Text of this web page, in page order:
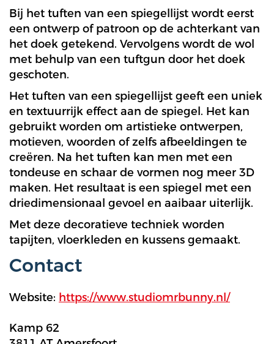
Bij het tuften van een spiegellijst wordt eerst
een ontwerp of patroon op de achterkant van
het doek getekend. Vervolgens wordt de wol
met behulp van een tuftgun door het doek
geschoten. ​
Het tuften van een spiegellijst geeft een uniek
en textuurrijk effect aan de spiegel. Het kan
gebruikt worden om artistieke ontwerpen,
motieven, woorden of zelfs afbeeldingen te
creëren. Na het tuften kan men met een
tondeuse en schaar de vormen nog meer 3D
maken. Het resultaat is een spiegel met een
driedimensionaal gevoel en aaibaar uiterlijk.
Met deze decoratieve techniek worden
tapijten, vloerkleden en kussens gemaakt.
Contact
Website: https://www.studiomrbunny.nl/
Kamp 62